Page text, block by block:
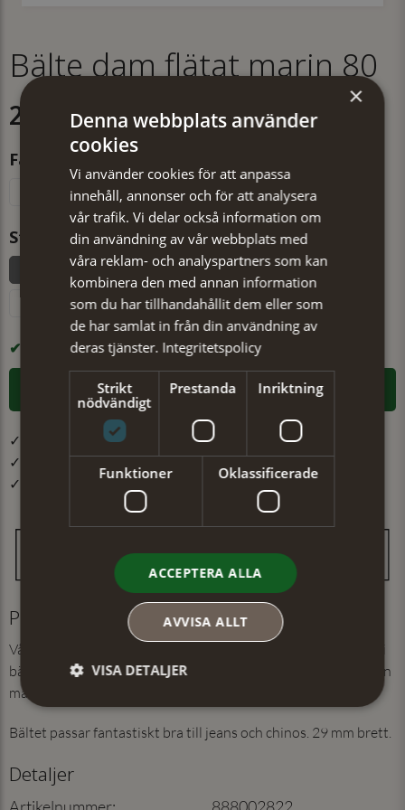
Bälte dam flätat marin 80
299 kr
Färg
Marinblå Svart
Storlek
80 (total längd ca 100 cm) 90 (total längd ca 110 cm)
100 (total längd ca 120 cm)
I LAGER
LÄGG I VARUKORGEN
✓ Öppet köp i 30 dagar ✓ Fri frakt från 499 kr
✓ Din beställning skickas inom 1-2 vardagar
✓ Snabb leverans från vårt lager i Jönköping
Produktinformation
Vårt flätade bälte är en riktigt kundfavorit. Med skön stretch i
bältet och att spännet kan fästas var som helst är flexibiliteten
maxad.
Bältet passar fantastiskt bra till jeans och chinos. 29 mm brett.
Detaljer
×
Denna webbplats använder
cookies
Vi använder cookies för att anpassa
innehåll, annonser och för att analysera
vår trafik. Vi delar också information om
din användning av vår webbplats med
våra reklam- och analyspartners som kan
kombinera den med annan information
som du har tillhandahållit dem eller som
de har samlat in från din användning av
deras tjänster. Integritetspolicy
Strikt
nödvändigt
Prestanda Inriktning
Funktioner Oklassificerade
ACCEPTERA ALLA
AVVISA ALLT
VISA DETALJER